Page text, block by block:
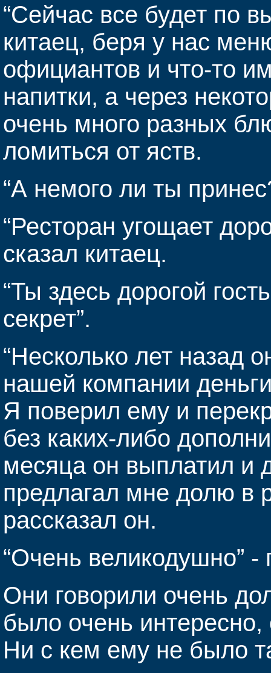
“Сейчас все будет по
китаец, беря у нас
официантов и что-то
напитки, а через
очень много разных
ломиться от яств.
“А немого ли ты
“Ресторан угощает
сказал китаец.
“Ты здесь дорогой
секрет”.
“Несколько лет назад
нашей компании
Я поверил ему и
без каких-либо
месяца он выплатил и
предлагал мне долю в
рассказал он.
“Очень великодушно” -
Они говорили очень
было очень
Ни с кем ему не было